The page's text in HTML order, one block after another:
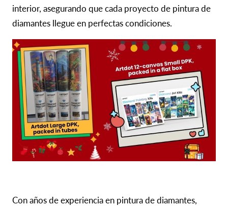
interior, asegurando que cada proyecto de pintura de
diamantes llegue en perfectas condiciones.
Con años de experiencia en pintura de diamantes,